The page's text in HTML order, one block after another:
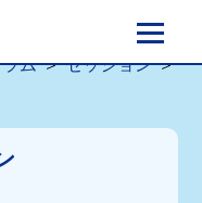
ム＞セッション＞